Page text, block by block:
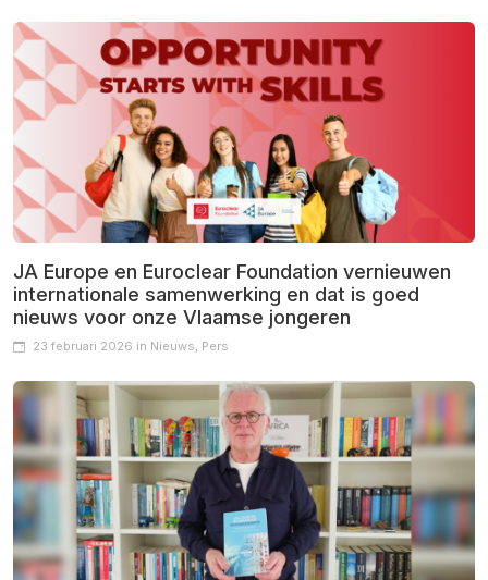
JA Europe en Euroclear Foundation vernieuwen
internationale samenwerking en dat is goed
nieuws voor onze Vlaamse jongeren
23 februari 2026 in Nieuws, Pers